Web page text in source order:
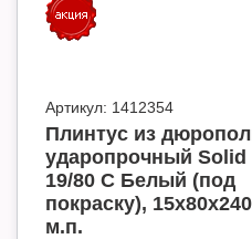
Артикул: 1412354
Плинтус из
ударопрочный Solid
19/80 C Белый (под
покраску),
м.п.